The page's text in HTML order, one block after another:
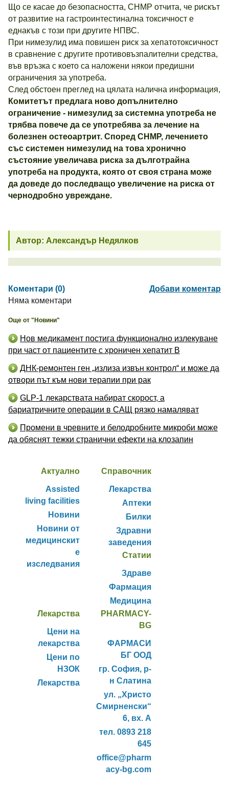
Що се касае до безопасността, CHMP отчита, че рискът
от развитие на гастроинтестинална токсичност e
еднакъв с този при другите НПВС.
При нимезулид има повишен риск за хепатотоксичност
в сравнение с другите противовъзпалителни средства,
във връзка с което са наложени някои предишни
ограничения за употреба.
След обстоен преглед на цялата налична информация,
Комитетът предлага ново допълнително
ограничение - нимезулид за системна употреба не
трябва повече да се употребява за лечение на
болезнен остеоaртрит. Според C HMP, лечението
със системен нимезулид на това хронично
състояние увеличава риска за дълготрайна
употреба на продукта, която от своя страна може
да доведе до последващо увеличение на риска от
чернодробно увреждане.
Автор: Александър Недялков
Коментари (0)
Добави коментар
Няма коментари
Още от "Новини"
Нов медикамент постига функционално излекуване
при част от пациентите с хроничен хепатит B
ДНК-ремонтен ген „излиза извън контрол“ и може да
отвори път към нови терапии при рак
GLP-1 лекарствата набират скорост, а
бариатричните операции в САЩ рязко намаляват
Промени в чревните и белодробните микроби може
да обяснят тежки странични ефекти на клозапин
Актуално
Assisted
living facilities
Новини
Новини от
медицинскит
е
изследвания
Справочник
Лекарства
Аптеки
Билки
Здравни
заведения
Статии
Здраве
Фармация
Медицина
Лекарства
Цени на
лекарства
Цени по
НЗОК
Лекарства
PHARMACY-
BG
ФАРМАСИ
БГ ООД
гр. София, р-
н Слатина
ул. „Христо
Смирненски“
6, вх. А
тел. 0893 218
645
office@pharm
acy-bg.com